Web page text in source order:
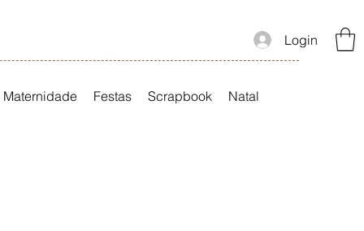
Login
Maternidade Festas Scrapbook Natal